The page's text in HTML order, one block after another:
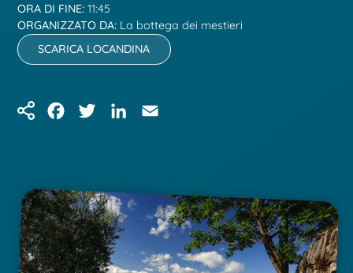
ORA DI FINE: 11:45
ORGANIZZATO DA: La bottega dei mestieri
SCARICA LOCANDINA
FacebookTwitter LinkedIn Email